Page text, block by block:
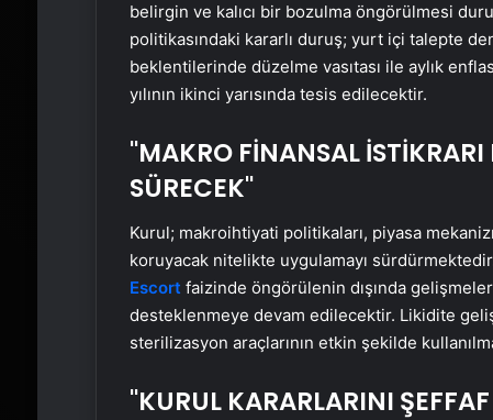
belirgin ve kalıcı bir bozulma öngörülmesi
politikasındaki kararlı duruş; yurt içi talepte
beklentilerinde düzelme vasıtası ile aylık
yılının ikinci yarısında tesis edilecektir.
"MAKRO FİNANSAL
SÜRECEK"
Kurul; makroihtiyati politikaları, piyasa
koruyacak nitelikte uygulamayı
Escort faizinde öngörülenin dışında
desteklenmeye devam edilecektir. Likidite
sterilizasyon araçlarının etkin şekilde
"KURUL KARARLARINI